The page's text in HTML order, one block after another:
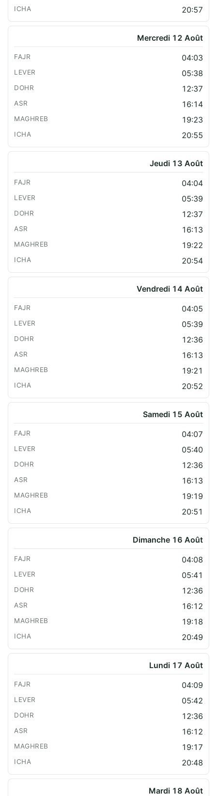
20:57
Mercredi 12 Août
04:03
05:38
12:37
16:14
19:23
20:55
Jeudi 13 Août
04:04
05:39
12:37
16:13
19:22
20:54
Vendredi 14 Août
04:05
05:39
12:36
16:13
19:21
20:52
Samedi 15 Août
04:07
05:40
12:36
16:13
19:19
20:51
Dimanche 16 Août
04:08
05:41
12:36
16:12
19:18
20:49
Lundi 17 Août
04:09
05:42
12:36
16:12
19:17
20:48
Mardi 18 Août